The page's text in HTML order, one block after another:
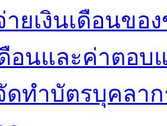
ายเงินเดือนขอ
ดือนและค่าตอบ
ดทำบัตรบุคลา